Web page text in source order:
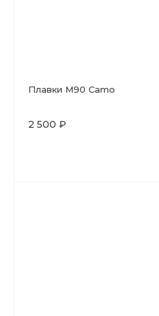
Плавки M90 Camo
2 500 ₽